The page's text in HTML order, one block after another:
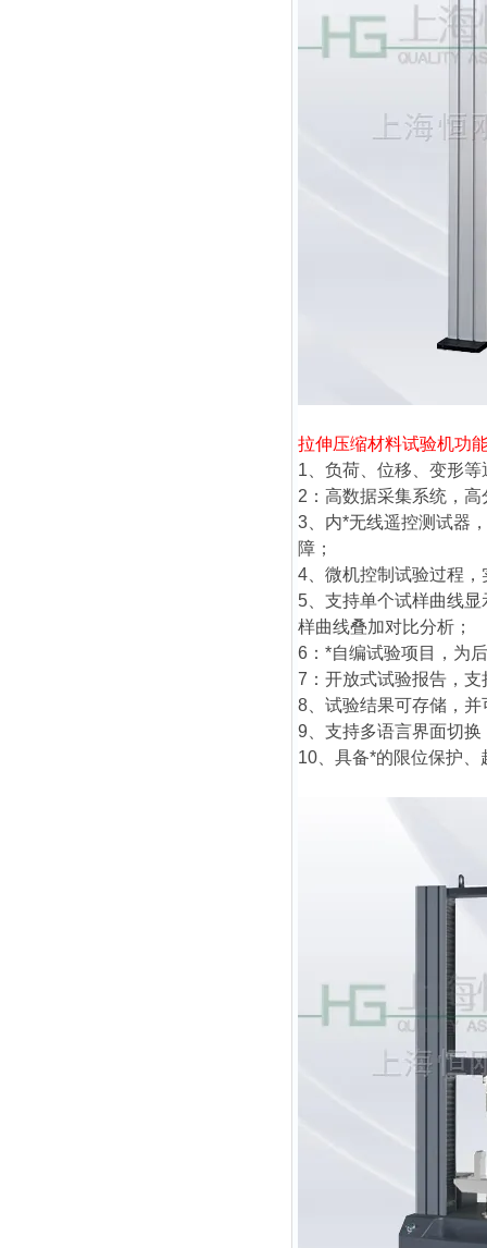
拉伸压缩材料试验机功
1、负荷、位移、变形
2：高数据采集系统，
3、内*无线遥控测试器
障；
4、微机控制试验过程
5、支持单个试样曲线
样曲线叠加对比分析；
6：*自编试验项目，为
7：开放式试验报告，
8、试验结果可存储，
9、支持多语言界面切
10、具备*的限位保护